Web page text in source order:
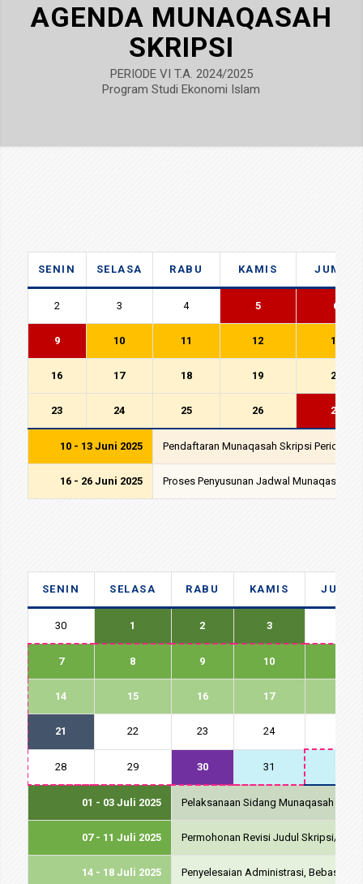
AGENDA MUNAQASAH
SKRIPSI
PERIODE VI T.A. 2024/2025
Program Studi Ekonomi Islam
SENIN SELASA RABU KAMIS JUMAT
2 3 4 5 6
9 10 11 12 13
16 17 18 19 20
23 24 25 26 27
10 - 13 Juni 2025 Pendaftaran Munaqasah Skripsi Periode
16 - 26 Juni 2025 Proses Penyusunan Jadwal Munaqasah
SENIN SELASA RABU KAMIS JUMAT
30 1 2 3
7 8 9 10
14 15 16 17
21 22 23 24
28 29 30 31
01 - 03 Juli 2025 Pelaksanaan Sidang Munaqasah
07 - 11 Juli 2025 Permohonan Revisi Judul Skripsi/
14 - 18 Juli 2025 Penyelesaian Administrasi, Bebas